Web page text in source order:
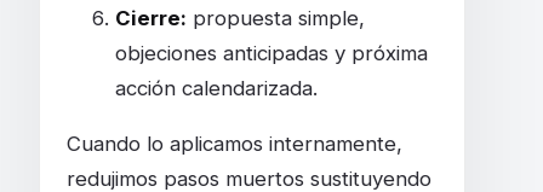
Cierre: propuesta simple,
objeciones anticipadas y próxima
acción calendarizada.
Cuando lo aplicamos internamente,
redujimos pasos muertos sustituyendo